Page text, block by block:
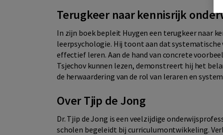
Terugkeer naar kennisrijk
In zijn boek bepleit Huygen een terugkeer naar
leerpsychologie. Hij toont aan dat
effectief leren. Aan de hand van concrete
Tsjechov kunnen lezen, demonstreert hij het
de herwaardering van de rol van leraren en
Over Tjip de Jong
Dr. Tjip de Jong is een veelzijdige
scholen begeleidt bij curriculumontwikkeling.